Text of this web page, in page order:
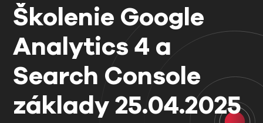
Školenie Google
Analytics 4 a
Search Console
základy 25.04.2025